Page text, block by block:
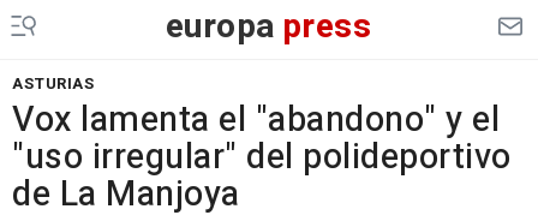
europa press
ASTURIAS
Vox lamenta el "abandono" y el
"uso irregular" del polideportivo
de La Manjoya